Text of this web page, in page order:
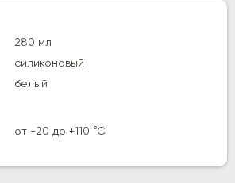
280 мл
силиконовый
белый
от -20 до +110 °С